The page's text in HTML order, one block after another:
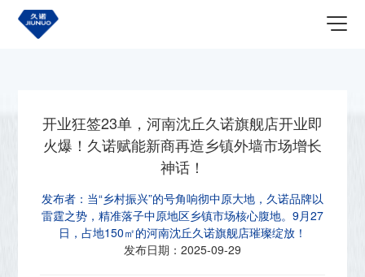
首页 关于我们
开业狂签23单，河南沈丘久诺旗舰店开业即
火爆！久诺赋能新商再造乡镇外墙市场增长
神话！
发布者： 当“乡村振兴”的号角响彻中原大地，久诺品牌以
雷霆之势，精准落子中原地区乡镇市场核心腹地。9月27
日，占地150㎡的河南沈丘久诺旗舰店璀璨绽放！
发布日期： 2025-09-29